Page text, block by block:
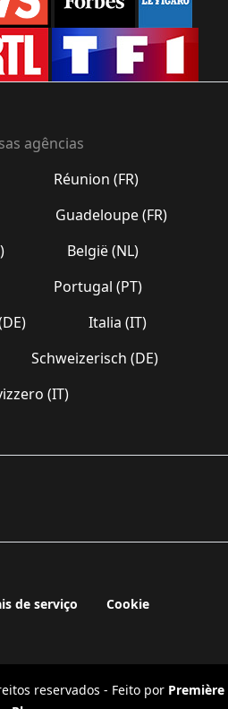
agências
Réunion (FR)
Guadeloupe (FR)
België (NL)
Portugal (PT)
Italia (IT)
Schweizerisch (DE)
(IT)
de serviço Cookie
reservados - Feito por Première